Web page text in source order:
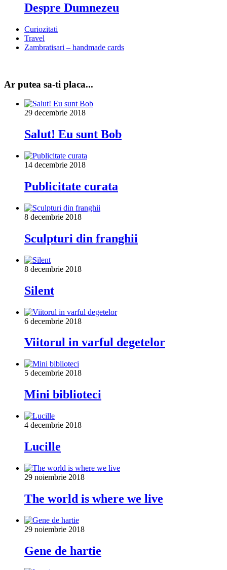
Despre Dumnezeu
Curiozitati
Travel
Zambratisari – handmade cards
Ar putea sa-ti placa...
29 decembrie 2018
Salut! Eu sunt Bob
14 decembrie 2018
Publicitate curata
8 decembrie 2018
Sculpturi din franghii
8 decembrie 2018
Silent
6 decembrie 2018
Viitorul in varful degetelor
5 decembrie 2018
Mini biblioteci
4 decembrie 2018
Lucille
29 noiembrie 2018
The world is where we live
29 noiembrie 2018
Gene de hartie